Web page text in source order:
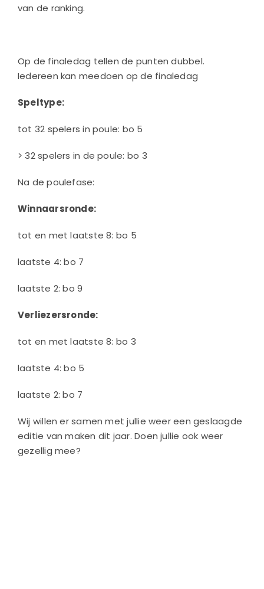
van de ranking.
Op de finaledag tellen de punten dubbel.
Iedereen kan meedoen op de finaledag
Speltype:
tot 32 spelers in poule: bo 5
> 32 spelers in de poule: bo 3
Na de poulefase:
Winnaarsronde:
tot en met laatste 8: bo 5
laatste 4: bo 7
laatste 2: bo 9
Verliezersronde:
tot en met laatste 8: bo 3
laatste 4: bo 5
laatste 2: bo 7
Wij willen er samen met jullie weer een geslaagde
editie van maken dit jaar. Doen jullie ook weer
gezellig mee?